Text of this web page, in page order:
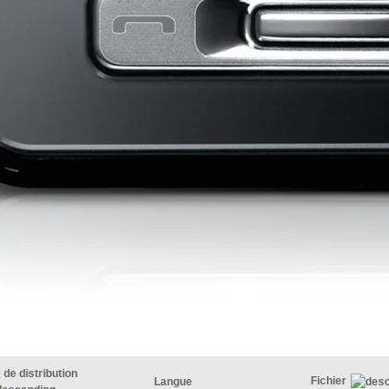
de distribution
Langue Fichier